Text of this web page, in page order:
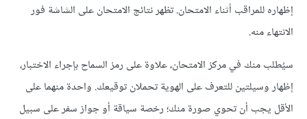
إظهاره للمراقب أثناء الامتحان. تظهر نتائج الامتحان على الشاشة فور
الانتهاء منه.
سيُطلب منك في مركز الامتحان، علاوة على رمز السماح بإجراء الاختبار،
إظهار وسيلتين للتعرف على الهوية تحملان توقيعك. واحدة منهما على
الأقل يجب أن تحوي صورة منك؛ رخصة سياقة أو جواز سفر على سبيل